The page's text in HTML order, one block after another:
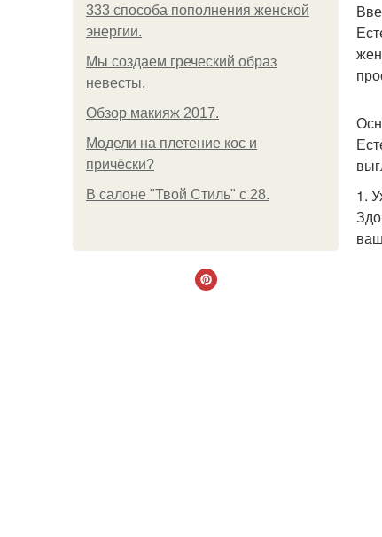
333 способа пополнения женской
энергии.
Мы создаем греческий образ
невесты.
Обзор макияж 2017.
Модели на плетение кос и
причёски?
В салоне "Твой Стиль" с 28.
1.